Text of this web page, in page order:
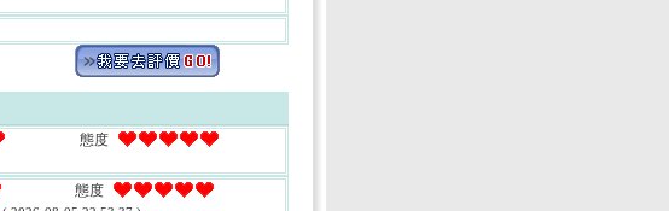
態度
態度